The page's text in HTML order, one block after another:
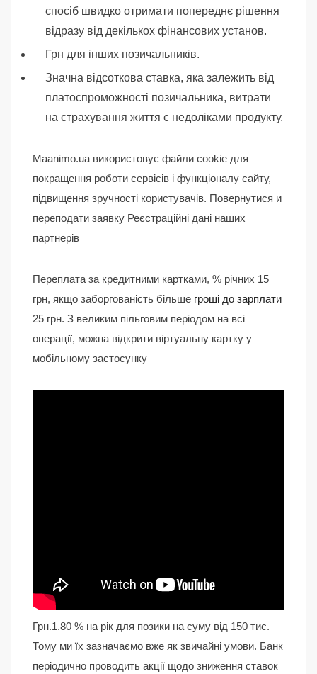
спосіб швидко отримати попереднє рішення
відразу від декількох фінансових установ.
Грн для інших позичальників.
Значна відсоткова ставка, яка залежить від
платоспроможності позичальника, витрати
на страхування життя є недоліками продукту.
Maanimo.ua використовує файли cookie для
покращення роботи сервісів і функціоналу сайту,
підвищення зручності користувачів. Повернутися и
переподати заявку Реєстраційні дані наших
партнерів
Переплата за кредитними картками, % річних 15
грн, якщо заборгованість більше гроші до зарплати
25 грн. З великим пільговим періодом на всі
операції, можна відкрити віртуальну картку у
мобільному застосунку
Грн.1.80 % на рік для позики на суму від 150 тис.
Тому ми їх зазначаємо вже як звичайні умови. Банк
періодично проводить акції щодо зниження ставок